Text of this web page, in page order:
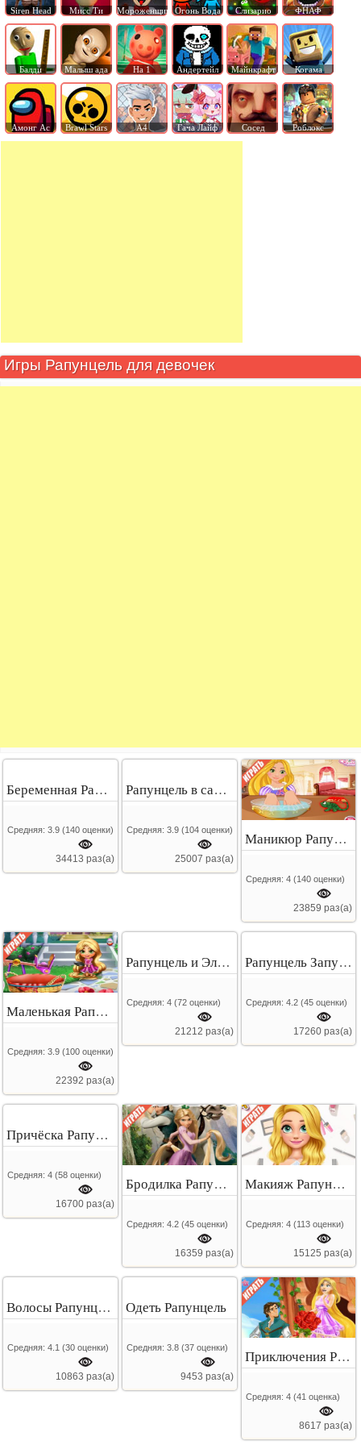
Siren Head Мисс Ти Мороженщик Огонь Вода Слизарио ФНАФ
Балди Малыш ада На 1 Андертейл Майнкрафт Когама
Амонг Ас Brawl Stars А4 Гача Лайф Сосед Роблокс
Игры Рапунцель для девочек
Беременная Рапунцель
Средняя:3.9 (140 оценки)
34413 раз(а)
Рапунцель в салоне красоты
Средняя:3.9 (104 оценки)
25007 раз(а)
Маникюр Рапунцель
Средняя:4 (140 оценки)
23859 раз(а)
Маленькая Рапунцель
Средняя:3.9 (100 оценки)
22392 раз(а)
Рапунцель и Эльза
Средняя:4 (72 оценки)
21212 раз(а)
Рапунцель Запутаная История
Средняя:4.2 (45 оценки)
17260 раз(а)
Причёска Рапунцель
Средняя:4 (58 оценки)
16700 раз(а)
Бродилка Рапунцель
Средняя:4.2 (45 оценки)
16359 раз(а)
Макияж Рапунцель
Средняя:4 (113 оценки)
15125 раз(а)
Волосы Рапунцель
Средняя:4.1 (30 оценки)
10863 раз(а)
Одеть Рапунцель
Средняя:3.8 (37 оценки)
9453 раз(а)
Приключения Рапунцель
Средняя:4 (41 оценка)
8617 раз(а)